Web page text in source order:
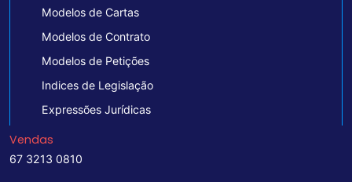
Modelos de Cartas
Modelos de Contrato
Modelos de Petições
Indices de Legislação
Expressões Jurídicas
Vendas
67 3213 0810